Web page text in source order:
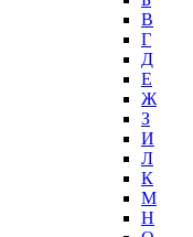
В
Г
Д
Е
Ж
З
И
Л
К
М
Н